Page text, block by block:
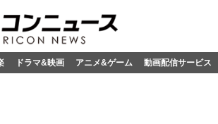
ドラマ&映画 アニメ&ゲーム 動画配信サービス